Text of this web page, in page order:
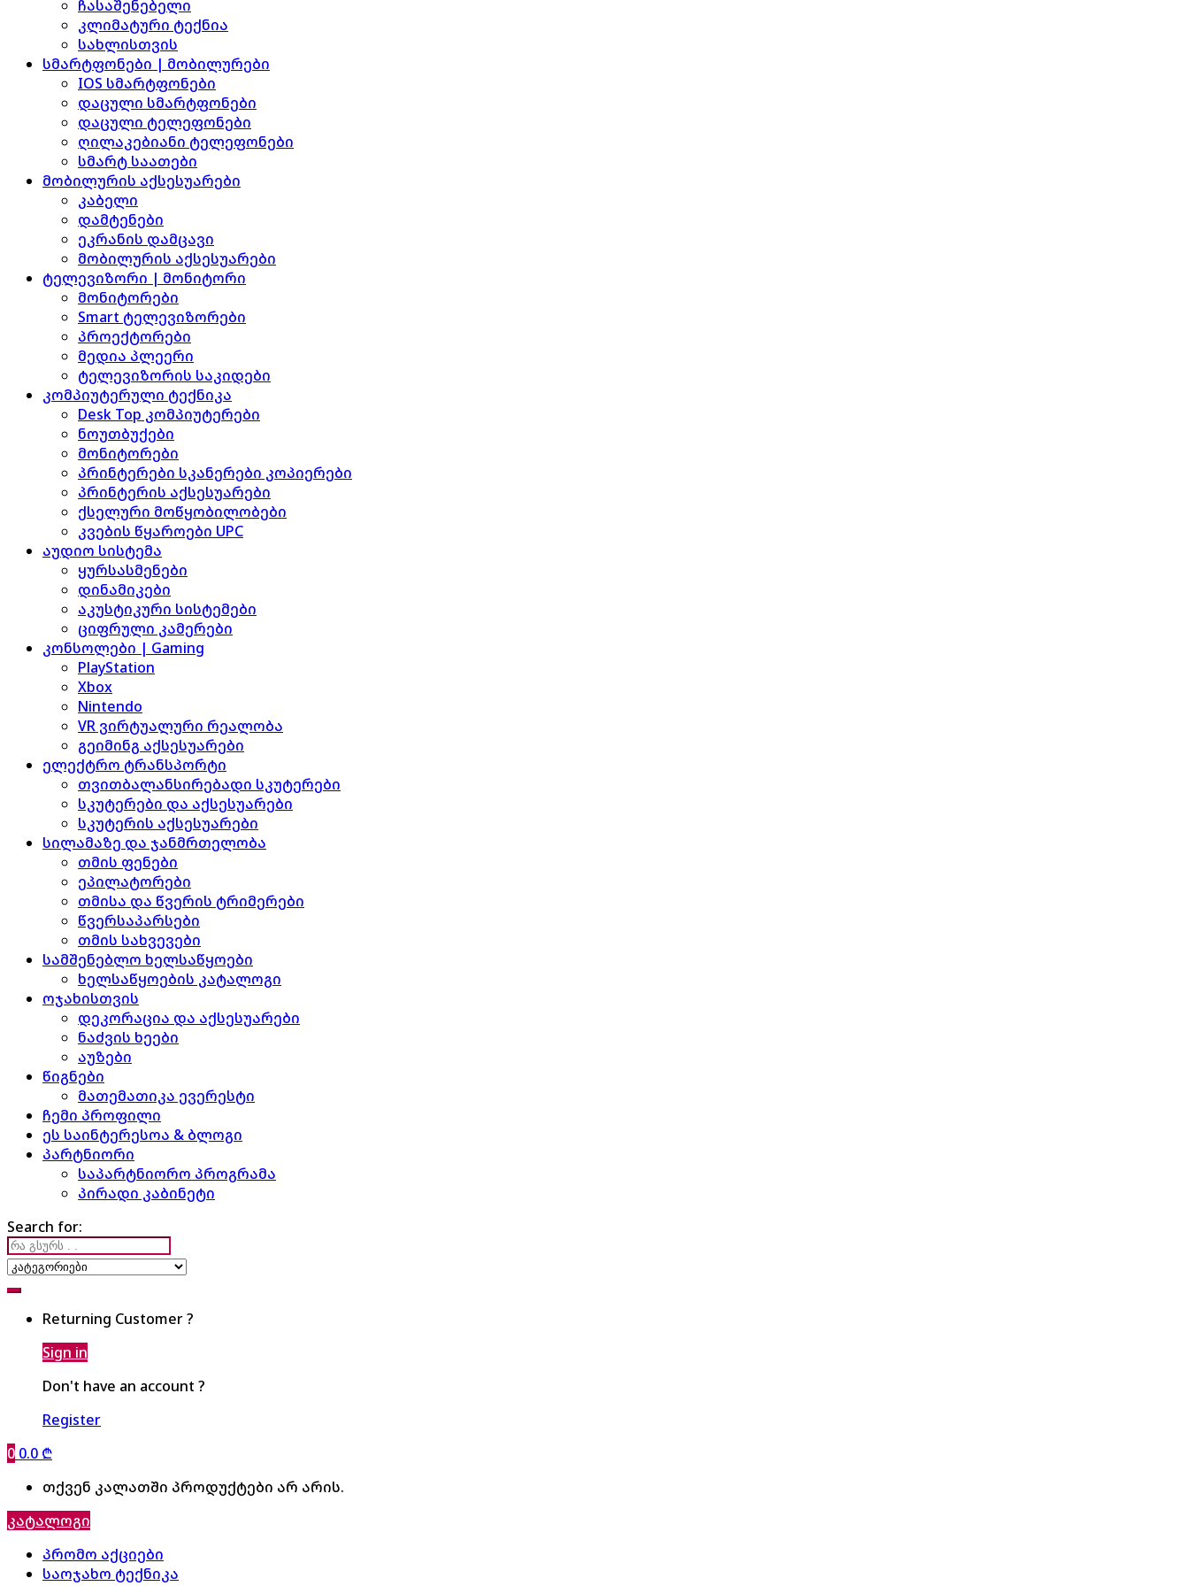
ჩასაშენებელი
კლიმატური ტექნია
სახლისთვის
სმარტფონები | მობილურები
IOS სმარტფონები
დაცული სმარტფონები
დაცული ტელეფონები
ღილაკებიანი ტელეფონები
სმარტ საათები
მობილურის აქსესუარები
კაბელი
დამტენები
ეკრანის დამცავი
მობილურის აქსესუარები
ტელევიზორი | მონიტორი
მონიტორები
Smart ტელევიზორები
პროექტორები
მედია პლეერი
ტელევიზორის საკიდები
კომპიუტერული ტექნიკა
Desk Top კომპიუტერები
ნოუთბუქები
მონიტორები
პრინტერები სკანერები კოპიერები
პრინტერის აქსესუარები
ქსელური მოწყობილობები
კვების წყაროები UPC
აუდიო სისტემა
ყურსასმენები
დინამიკები
აკუსტიკური სისტემები
ციფრული კამერები
კონსოლები | Gaming
PlayStation
Xbox
Nintendo
VR ვირტუალური რეალობა
გეიმინგ აქსესუარები
ელექტრო ტრანსპორტი
თვითბალანსირებადი სკუტერები
სკუტერები და აქსესუარები
სკუტერის აქსესუარები
სილამაზე და ჯანმრთელობა
თმის ფენები
ეპილატორები
თმისა და წვერის ტრიმერები
წვერსაპარსები
თმის სახვევები
სამშენებლო ხელსაწყოები
ხელსაწყოების კატალოგი
ოჯახისთვის
დეკორაცია და აქსესუარები
ნაძვის ხეები
აუზები
წიგნები
მათემათიკა ევერესტი
ჩემი პროფილი
ეს საინტერესოა & ბლოგი
პარტნიორი
საპარტნიორო პროგრამა
პირადი კაბინეტი
Search for:
Returning Customer ?
Sign in
Don't have an account ?
Register
0 0.0 ₾
თქვენ კალათში პროდუქტები არ არის.
კატალოგი
პრომო აქციები
საოჯახო ტექნიკა